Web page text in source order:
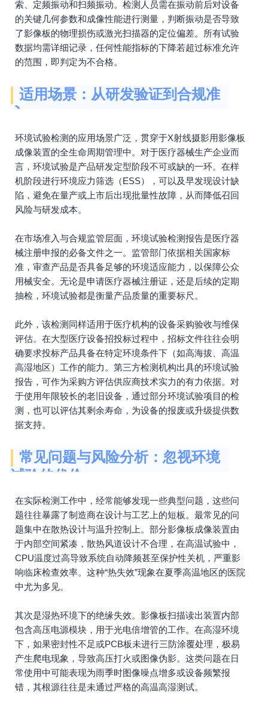
索、定频振动和扫频振动。检测人员需在振动前后对设备
的关键几何参数和成像性能进行测量，判断振动是否导致
了影像板的物理损伤或激光扫描器的定位偏差。所有试验
数据均需详细记录，任何性能指标的下降若超过标准允许
的范围，即判定为不合格。
适用场景：从研发验证到合规准
入
环境试验检测的应用场景广泛，贯穿于X射线摄影用影像板
成像装置的全生命周期管理中。对于医疗器械生产企业而
言，环境试验是产品研发定型阶段不可或缺的一环。在样
机阶段进行环境应力筛选（ESS），可以及早发现设计缺
陷，避免在量产或上市后出现批量性故障，从而降低召回
风险与研发成本。
在市场准入与合规监管层面，环境试验检测报告是医疗器
械注册申报的必备文件之一。监管部门依据相关国家标
准，审查产品是否具备足够的环境适应能力，以保障公众
用械安全。无论是申请医疗器械注册证，还是后续的定期
抽检，环境试验都是衡量产品质量的重要标尺。
此外，该检测同样适用于医疗机构的设备采购验收与维保
评估。在大型医疗设备招投标过程中，招标文件往往会明
确要求投标产品具备在特定环境条件下（如高海拔、高温
高湿地区）工作的能力。第三方检测机构出具的环境试验
报告，可作为采购方评估供应商技术实力的有力依据。对
于使用年限较长的老旧设备，通过部分环境试验项目的检
测，也可以评估其剩余寿命，为设备的报废或升级提供数
据支持。
常见问题与风险分析：忽视环境
试验的代价
在实际检测工作中，经常能够发现一些典型问题，这些问
题往往暴露了制造商在设计与工艺上的短板。最常见的问
题集中在散热设计与温升控制上。部分影像板成像装置由
于内部空间紧凑，散热风道设计不合理，在高温试验中，
CPU温度过高导致系统自动降频甚至保护性关机，严重影
响临床检查效率。这种“热失效”现象在夏季高温地区的医院
中尤为多见。
其次是湿热环境下的绝缘失效。影像板扫描读出装置内部
包含高压电源模块，用于光电倍增管的工作。在高湿环境
下，如果密封性不足或PCB板未进行三防涂覆处理，极易
产生爬电现象，导致高压打火或图像伪影。这类问题在日
常使用中可能表现为雨季时图像噪点增多或设备频繁报
错，其根源往往是未通过严格的高温高湿测试。